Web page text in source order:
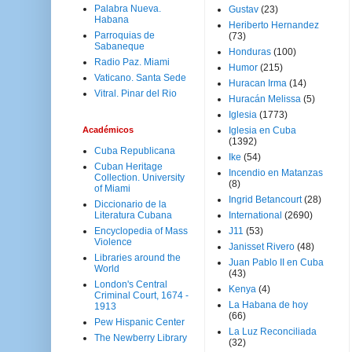
Palabra Nueva.
Habana
Parroquias de
Sabaneque
Radio Paz. Miami
Vaticano. Santa Sede
Vitral. Pinar del Rio
Académicos
Cuba Republicana
Cuban Heritage
Collection. University
of Miami
Diccionario de la
Literatura Cubana
Encyclopedia of Mass
Violence
Libraries around the
World
London's Central
Criminal Court, 1674 -
1913
Pew Hispanic Center
The Newberry Library
Gustav (23)
Heriberto Hernandez
(73)
Honduras (100)
Humor (215)
Huracan Irma (14)
Huracán Melissa (5)
Iglesia (1773)
Iglesia en Cuba
(1392)
Ike (54)
Incendio en Matanzas
(8)
Ingrid Betancourt (28)
International (2690)
J11 (53)
Janisset Rivero (48)
Juan Pablo II en Cuba
(43)
Kenya (4)
La Habana de hoy
(66)
La Luz Reconciliada
(32)